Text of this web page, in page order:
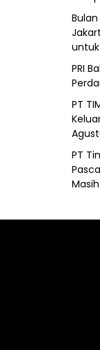
PRI
PT
PT